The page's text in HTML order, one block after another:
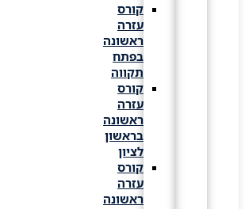
קורס
עזרה
ראשונה
בפתח
תקווה
קורס
עזרה
ראשונה
בראשון
קורס
עזרה
ראשונה